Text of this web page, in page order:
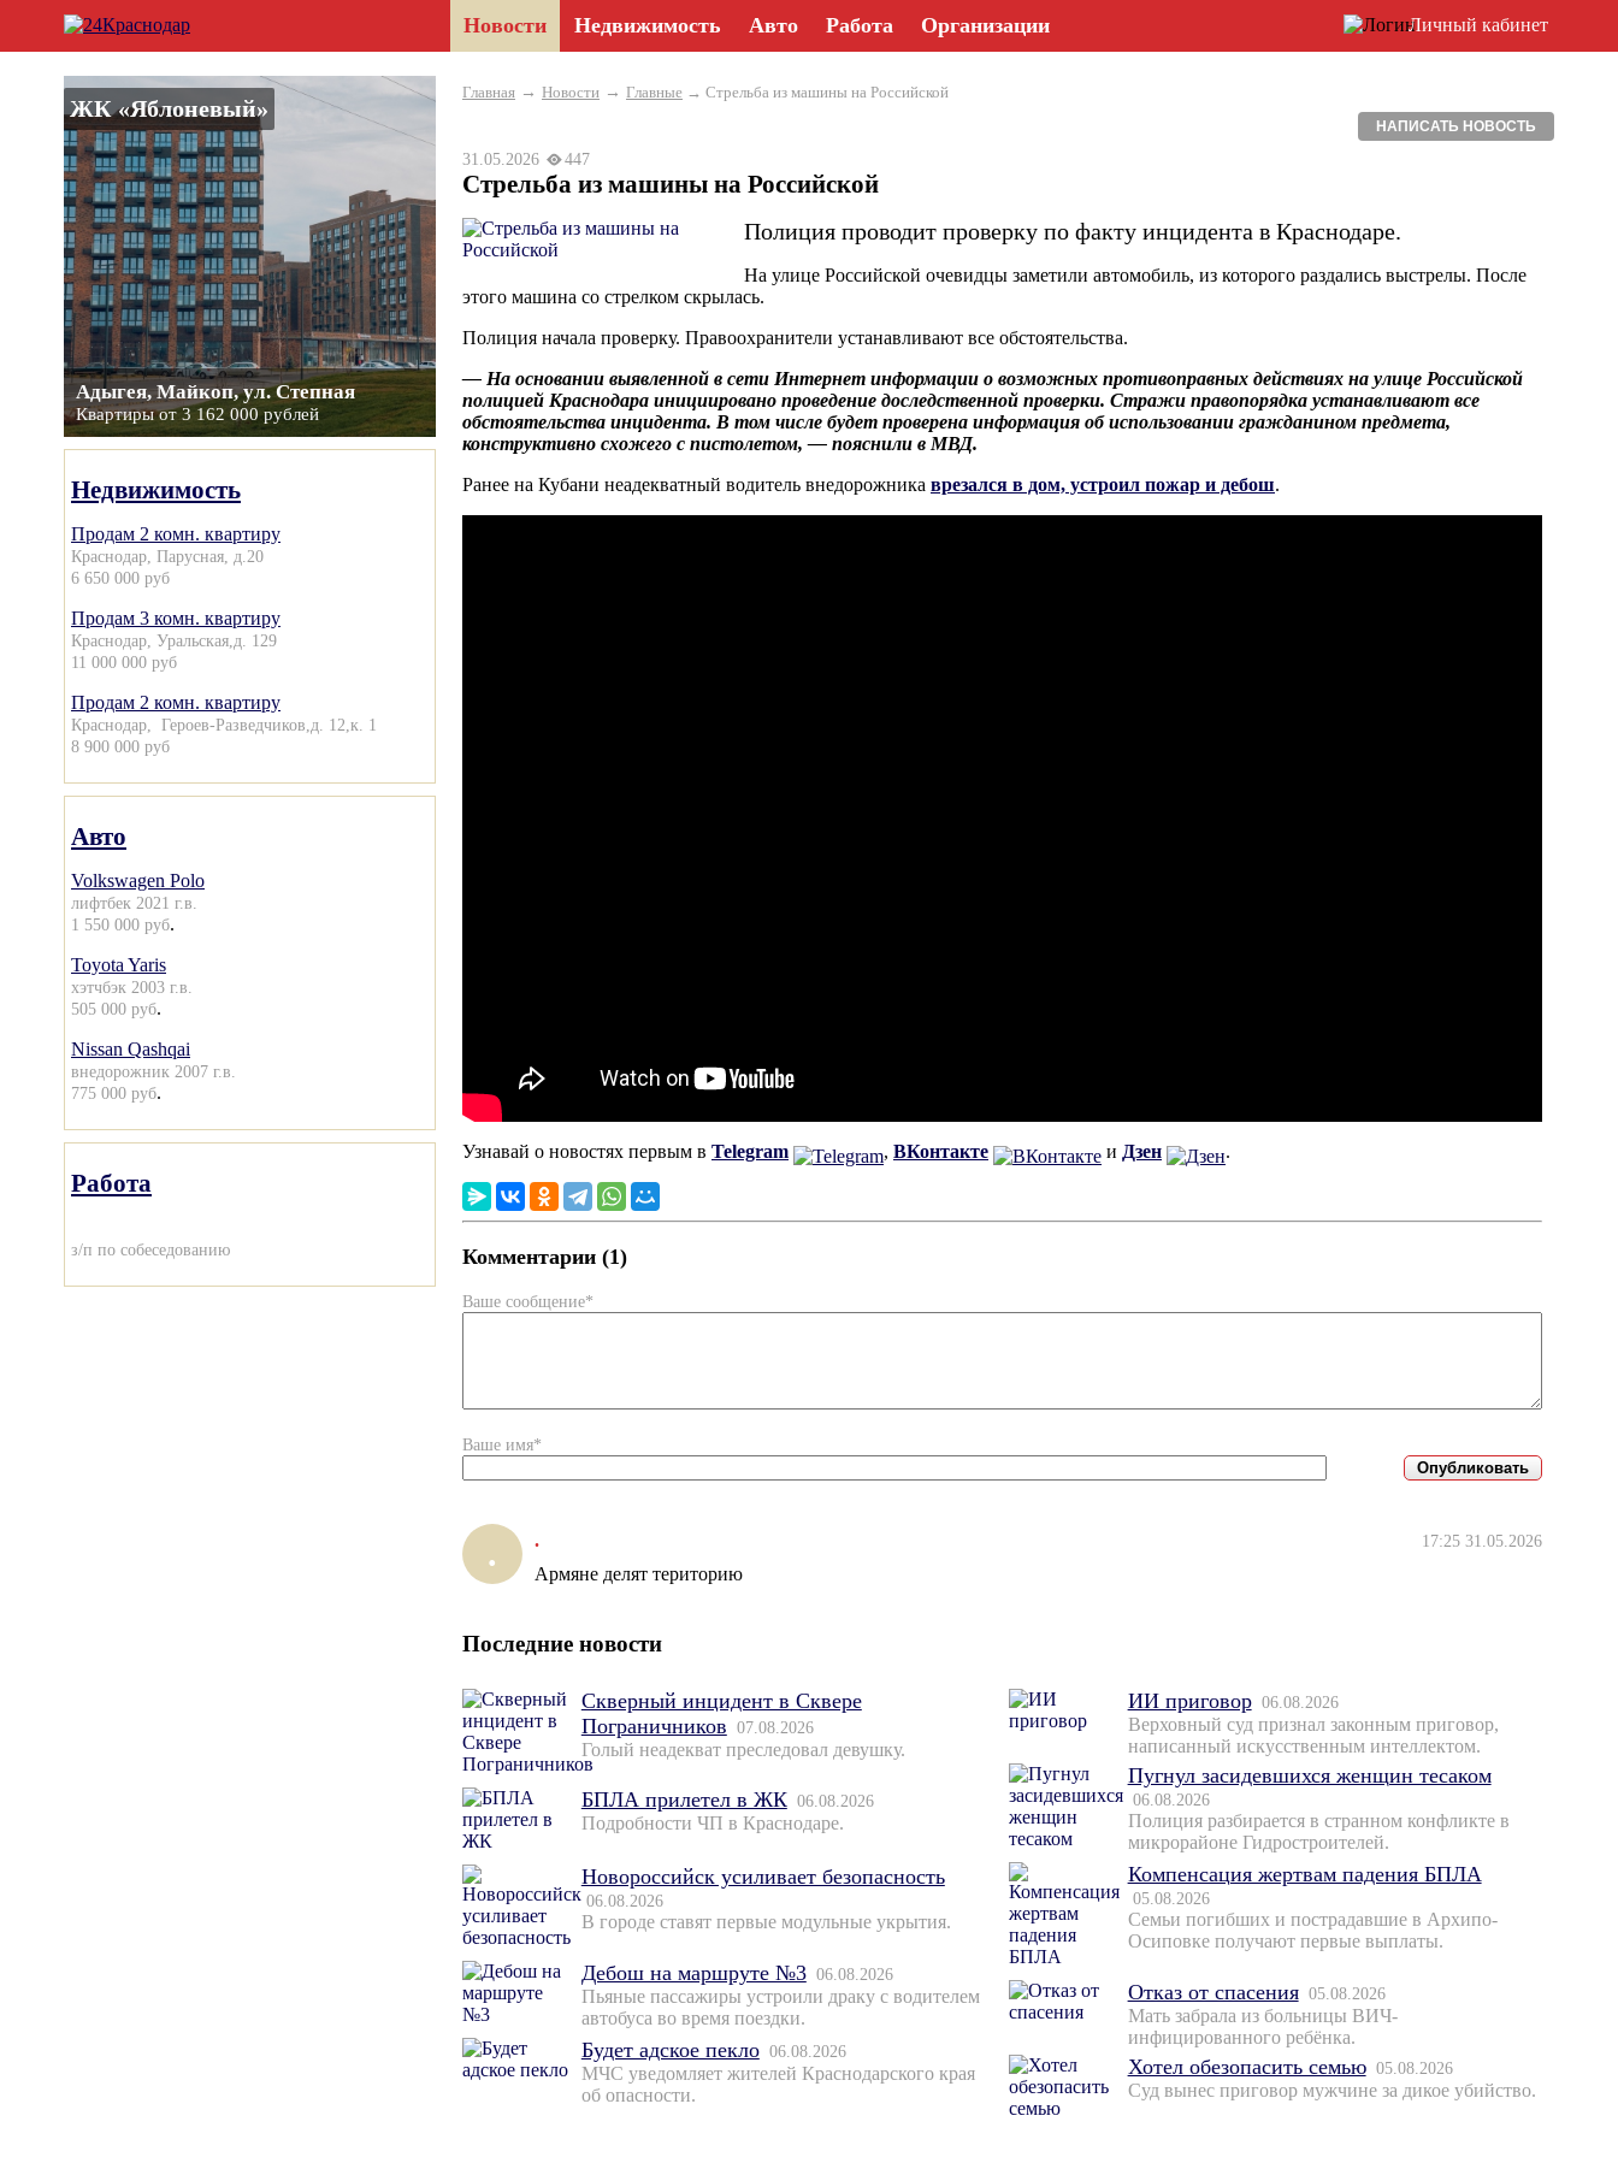
Новости Недвижимость Авто Работа Организации Личный кабинет
ЖК «Яблоневый»
Адыгея, Майкоп, ул. Степная
Квартиры от 3 162 000 рублей
Недвижимость
Продам 2 комн. квартиру
Краснодар, Парусная, д.20
6 650 000 руб
Продам 3 комн. квартиру
Краснодар, Уральская,д. 129
11 000 000 руб
Продам 2 комн. квартиру
Краснодар, Героев-Разведчиков,д. 12,к. 1
8 900 000 руб
Авто
Volkswagen Polo
лифтбек 2021 г.в.
1 550 000 руб.
Toyota Yaris
хэтчбэк 2003 г.в.
505 000 руб.
Nissan Qashqai
внедорожник 2007 г.в.
775 000 руб.
Работа
з/п по собеседованию
Главная → Новости → Главные → Стрельба из машины на Российской
НАПИСАТЬ НОВОСТЬ
31.05.2026 447
Стрельба из машины на Российской
Полиция проводит проверку по факту инцидента в Краснодаре.
На улице Российской очевидцы заметили автомобиль, из которого раздались выстрелы. После
этого машина со стрелком скрылась.
Полиция начала проверку. Правоохранители устанавливают все обстоятельства.
— На основании выявленной в сети Интернет информации о возможных противоправных действиях на улице Российской
полицией Краснодара инициировано проведение доследственной проверки. Стражи правопорядка устанавливают все
обстоятельства инцидента. В том числе будет проверена информация об использовании гражданином предмета,
конструктивно схожего с пистолетом, — пояснили в МВД.
Ранее на Кубани неадекватный водитель внедорожника врезался в дом, устроил пожар и дебош.
Узнавай о новостях первым в Telegram , ВКонтакте и Дзен .
Комментарии (1)
Ваше сообщение*
Ваше имя*
. . 17:25 31.05.2026
Армяне делят територию
Последние новости
Скверный инцидент в Сквере
Пограничников 07.08.2026
Голый неадекват преследовал девушку.
БПЛА прилетел в ЖК 06.08.2026
Подробности ЧП в Краснодаре.
Новороссийск усиливает безопасность
06.08.2026
В городе ставят первые модульные укрытия.
Дебош на маршруте №3 06.08.2026
Пьяные пассажиры устроили драку с водителем
автобуса во время поездки.
Будет адское пекло 06.08.2026
МЧС уведомляет жителей Краснодарского края
об опасности.
ИИ приговор 06.08.2026
Верховный суд признал законным приговор,
написанный искусственным интеллектом.
Пугнул засидевшихся женщин тесаком
06.08.2026
Полиция разбирается в странном конфликте в
микрорайоне Гидростроителей.
Компенсация жертвам падения БПЛА
05.08.2026
Семьи погибших и пострадавшие в Архипо-
Осиповке получают первые выплаты.
Отказ от спасения 05.08.2026
Мать забрала из больницы ВИЧ-
инфицированного ребёнка.
Хотел обезопасить семью 05.08.2026
Суд вынес приговор мужчине за дикое убийство.